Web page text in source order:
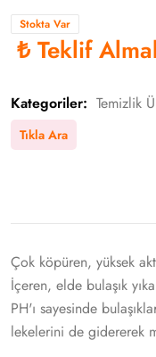
Stokta Var
₺Teklif
Kategoriler: Temizlik
Tıkla Ara
Çok köpüren, yüksek
İçeren, elde bulaşık
PH'ı sayesinde
lekelerini de gidererek